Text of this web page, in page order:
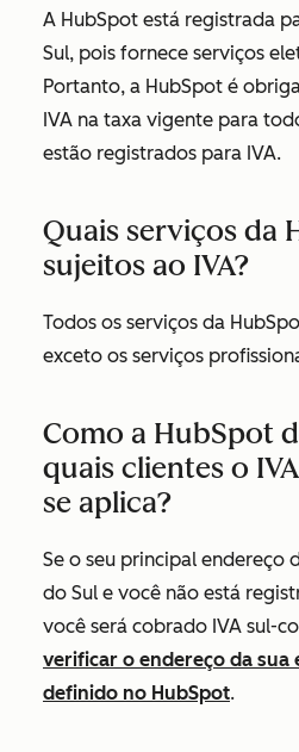
A HubSpot está registrada
Sul, pois fornece serviços
Portanto, a HubSpot é
IVA na taxa vigente para
estão registrados para IVA.
Quais serviços da
sujeitos ao IVA?
Todos os serviços da
exceto os serviços
Como a HubSpot
quais clientes o
se aplica?
Se o seu principal endereço
do Sul e você não está
você será cobrado IVA sul-
verificar o endereço da sua
definido no HubSpot.